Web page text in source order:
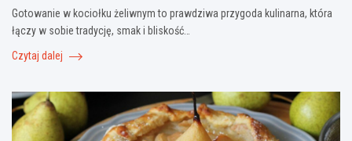
Gotowanie w kociołku żeliwnym to prawdziwa przygoda kulinarna, która
łączy w sobie tradycję, smak i bliskość…
Czytaj dalej